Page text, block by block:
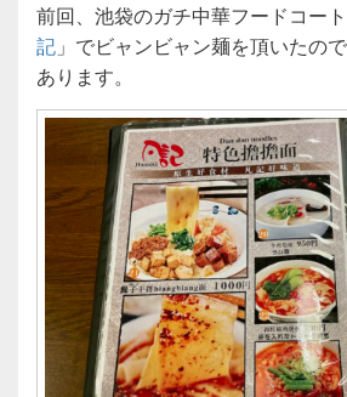
前回、池袋のガチ中華フードコー
記 」でビャンビャン麺を頂いたの
あります。